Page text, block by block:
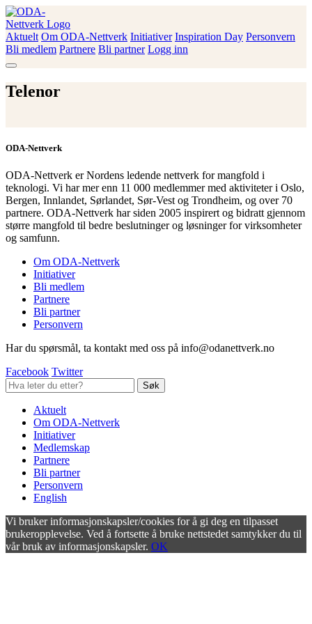
Skip
to
content
ODA-Nettverk
Aktuelt Om ODA-Nettverk Initiativer Inspiration Day Personvern
Bli medlem Partnere Bli partner Logg inn
Telenor
ODA-Nettverk
ODA-Nettverk er Nordens ledende nettverk for mangfold i
teknologi. Vi har mer enn 11 000 medlemmer med aktiviteter i Oslo,
Bergen, Innlandet, Sørlandet, Sør-Vest og Trondheim, og over 70
partnere. ODA-Nettverk har siden 2005 inspirert og bidratt gjennom
større mangfold til bedre beslutninger og løsninger for virksomheter
og samfunn.
Om ODA-Nettverk
Initiativer
Bli medlem
Partnere
Bli partner
Personvern
Har du spørsmål, ta kontakt med oss på info@odanettverk.no
Facebook Twitter
Aktuelt
Om ODA-Nettverk
Initiativer
Medlemskap
Partnere
Bli partner
Personvern
English
Vi bruker informasjonskapsler/cookies for å gi deg en tilpasset
brukeropplevelse. Ved å fortsette å bruke nettstedet samtykker du til
vår bruk av informasjonskapsler. OK